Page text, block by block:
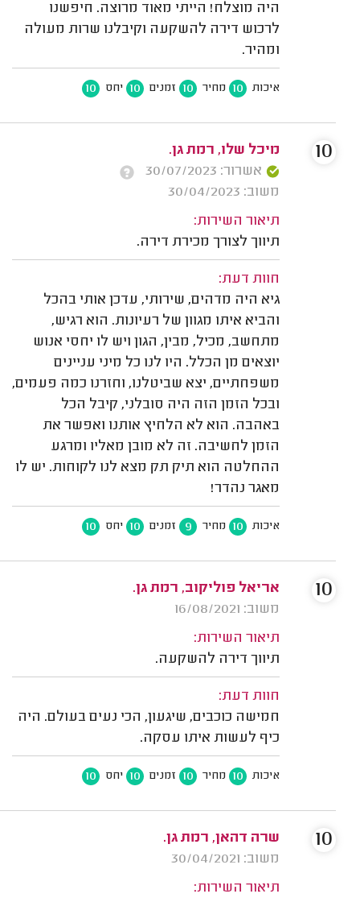
היה מוצלח! הייתי מאוד מרוצה. חיפשנו
לרכוש דירה להשקעה וקיבלנו שרות מעולה
ומהיר.
איכות 10 מחיר 10 זמנים 10 יחס 10
מיכל שלו, רמת גן.
אשרור: 30/07/2023
משוב: 30/04/2023
תיאור השירות:
תיווך לצורך מכירת דירה.
חוות דעת:
גיא היה מדהים, שירותי, עדכן אותי בהכל
והביא איתו מגוון של רעיונות. הוא רגיש,
מתחשב, מכיל, מבין, הגון ויש לו יחסי אנוש
יוצאים מן הכלל. היו לנו כל מיני עניינים
משפחתיים, יצא שביטלנו, וחזרנו כמה פעמים,
ובכל הזמן הזה היה סובלני, קיבל הכל
באהבה. הוא לא הלחיץ אותנו ואפשר את
הזמן לחשיבה. זה לא מובן מאליו ומרגע
ההחלטה הוא תיק תק מצא לנו לקוחות. יש לו
מאגר נהדר!
איכות 10 מחיר 9 זמנים 10 יחס 10
10
אריאל פוליקוב, רמת גן.
משוב: 16/08/2021
תיאור השירות:
תיווך דירה להשקעה.
חוות דעת:
חמישה כוכבים, שיגעון, הכי נעים בעולם. היה
כיף לעשות איתו עסקה.
איכות 10 מחיר 10 זמנים 10 יחס 10
10
שרה דהאן, רמת גן.
משוב: 30/04/2021
תיאור השירות:
10